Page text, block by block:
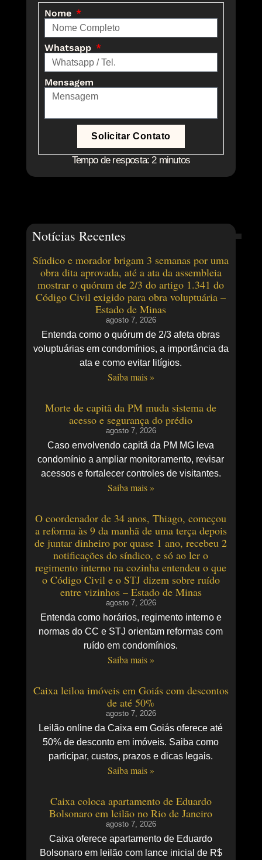
Nome
Whatsapp
Mensagem
Solicitar Contato
Tempo de resposta: 2 minutos
Notícias Recentes
Síndico e morador brigam 3 semanas por uma
obra dita aprovada, até a ata da assembleia
mostrar o quórum de 2/3 do artigo 1.341 do
Código Civil exigido para obra voluptuária –
Estado de Minas
agosto 7, 2026
Entenda como o quórum de 2/3 afeta obras
voluptuárias em condomínios, a importância da
ata e como evitar litígios.
Saiba mais »
Morte de capitã da PM muda sistema de
acesso e segurança do prédio
agosto 7, 2026
Caso envolvendo capitã da PM MG leva
condomínio a ampliar monitoramento, revisar
acessos e fortalecer controles de visitantes.
Saiba mais »
O coordenador de 34 anos, Thiago, começou
a reforma às 9 da manhã de uma terça depois
de juntar dinheiro por quase 1 ano, recebeu 2
notificações do síndico, e só ao ler o
regimento interno na cozinha entendeu o que
o Código Civil e o STJ dizem sobre ruído
entre vizinhos – Estado de Minas
agosto 7, 2026
Entenda como horários, regimento interno e
normas do CC e STJ orientam reformas com
ruído em condomínios.
Saiba mais »
Caixa leiloa imóveis em Goiás com descontos
de até 50%
agosto 7, 2026
Leilão online da Caixa em Goiás oferece até
50% de desconto em imóveis. Saiba como
participar, custos, prazos e dicas legais.
Saiba mais »
Caixa coloca apartamento de Eduardo
Bolsonaro em leilão no Rio de Janeiro
agosto 7, 2026
Caixa oferece apartamento de Eduardo
Bolsonaro em leilão com lance inicial de R$